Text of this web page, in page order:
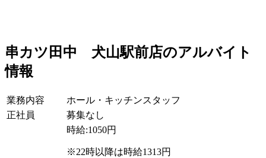
串カツ田中 犬山駅前店のアルバイト
情報
業務内容
ホール・キッチンスタッフ
正社員
募集なし
時給:1050円
※22時以降は時給1313円